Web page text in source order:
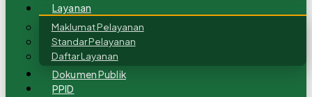
Layanan
Maklumat Pelayanan
Standar Pelayanan
Daftar Layanan
Dokumen Publik
PPID